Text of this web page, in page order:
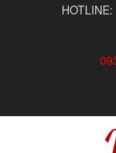
HOTLINE: